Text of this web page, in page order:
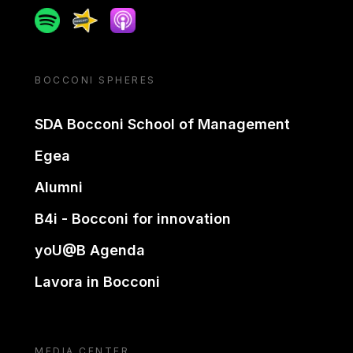
SpotifySpreakerApple podcast
BOCCONI SPHERES
SDA Bocconi School of Management
Egea
Alumni
B4i - Bocconi for innovation
yoU@B Agenda
Lavora in Bocconi